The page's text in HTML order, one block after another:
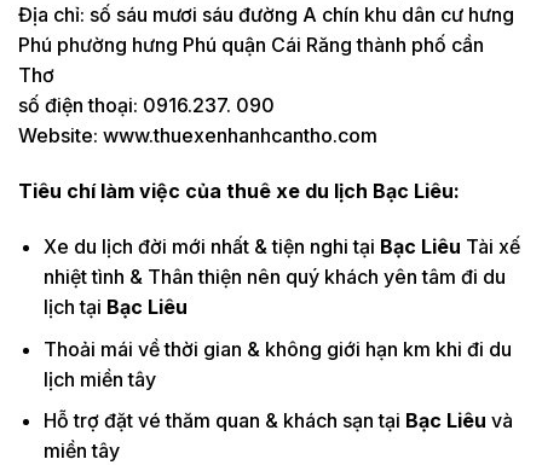
Địa chỉ: số sáu mươi sáu đường A chín khu dân cư hưng
Phú phường hưng Phú quận Cái Răng thành phố cần
Thơ
số điện thoại: 0916.237. 090
Website: www.thuexenhanhcantho.com
Tiêu chí làm việc của thuê xe du lịch Bạc Liêu:
Xe du lịch đời mới nhất & tiện nghi tại Bạc Liêu Tài xế
nhiệt tình & Thân thiện nên quý khách yên tâm đi du
lịch tại Bạc Liêu
Thoải mái về thời gian & không giới hạn km khi đi du
lịch miền tây
Hỗ trợ đặt vé thăm quan & khách sạn tại Bạc Liêu và
miền tây